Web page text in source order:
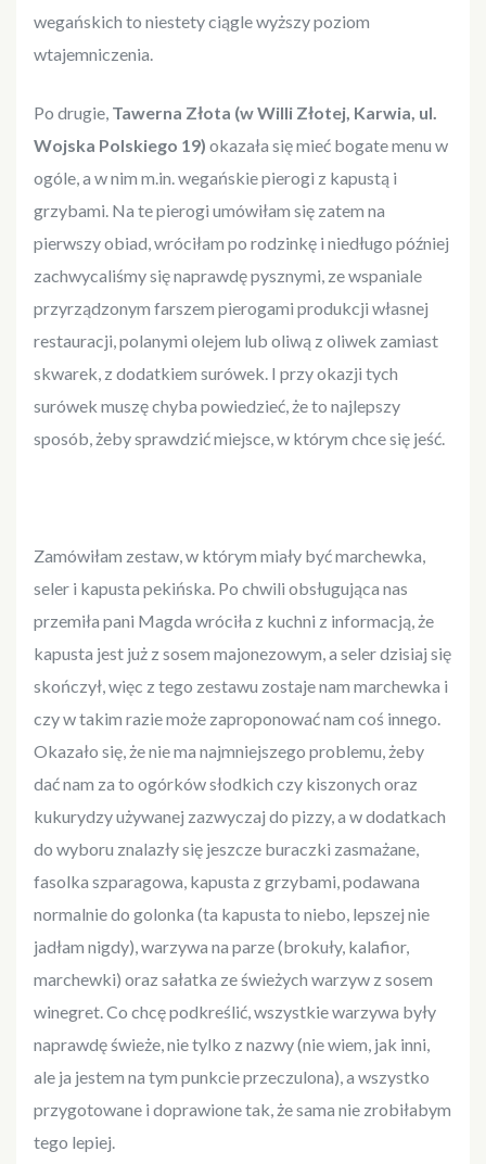
wegańskich to niestety ciągle wyższy poziom
wtajemniczenia.
Po drugie, Tawerna Złota (w Willi Złotej, Karwia, ul.
Wojska Polskiego 19) okazała się mieć bogate menu w
ogóle, a w nim m.in. wegańskie pierogi z kapustą i
grzybami. Na te pierogi umówiłam się zatem na
pierwszy obiad, wróciłam po rodzinkę i niedługo później
zachwycaliśmy się naprawdę pysznymi, ze wspaniale
przyrządzonym farszem pierogami produkcji własnej
restauracji, polanymi olejem lub oliwą z oliwek zamiast
skwarek, z dodatkiem surówek. I przy okazji tych
surówek muszę chyba powiedzieć, że to najlepszy
sposób, żeby sprawdzić miejsce, w którym chce się jeść.
Zamówiłam zestaw, w którym miały być marchewka,
seler i kapusta pekińska. Po chwili obsługująca nas
przemiła pani Magda wróciła z kuchni z informacją, że
kapusta jest już z sosem majonezowym, a seler dzisiaj się
skończył, więc z tego zestawu zostaje nam marchewka i
czy w takim razie może zaproponować nam coś innego.
Okazało się, że nie ma najmniejszego problemu, żeby
dać nam za to ogórków słodkich czy kiszonych oraz
kukurydzy używanej zazwyczaj do pizzy, a w dodatkach
do wyboru znalazły się jeszcze buraczki zasmażane,
fasolka szparagowa, kapusta z grzybami, podawana
normalnie do golonka (ta kapusta to niebo, lepszej nie
jadłam nigdy), warzywa na parze (brokuły, kalafior,
marchewki) oraz sałatka ze świeżych warzyw z sosem
winegret. Co chcę podkreślić, wszystkie warzywa były
naprawdę świeże, nie tylko z nazwy (nie wiem, jak inni,
ale ja jestem na tym punkcie przeczulona), a wszystko
przygotowane i doprawione tak, że sama nie zrobiłabym
tego lepiej.